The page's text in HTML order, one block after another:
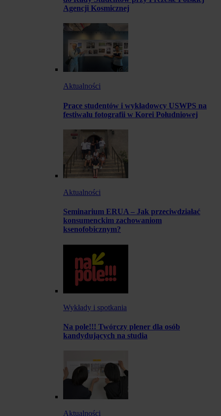
Agencji Kosmicznej
Aktualności
Prace studentów i wykładowcy USWPS na
festiwalu fotografii w Korei Południowej
Aktualności
Seminarium ERUA – Jak przeciwdziałać
konsumenckim zachowaniom
ksenofobicznym?
Wykłady i spotkania
Na pole!!! Twórczy plener dla osób
kandydujących na studia
Aktualności